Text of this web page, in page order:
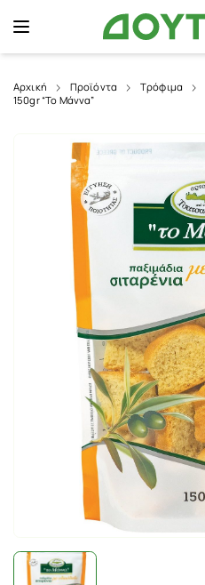
Αρχική Προϊόντα Τρόφιμα
150gr “To Μάννα”